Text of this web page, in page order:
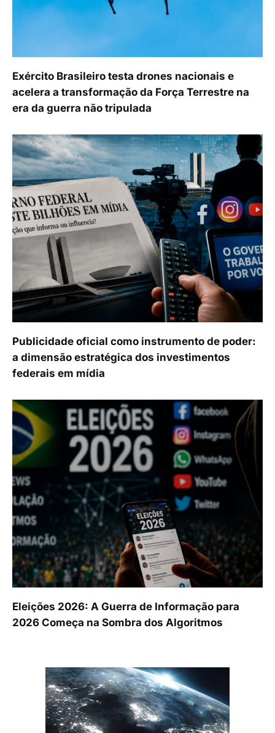
Exército Brasileiro testa drones nacionais e
acelera a transformação da Força Terrestre na
era da guerra não tripulada
Publicidade oficial como instrumento de poder:
a dimensão estratégica dos investimentos
federais em mídia
Eleições 2026: A Guerra de Informação para
2026 Começa na Sombra dos Algoritmos